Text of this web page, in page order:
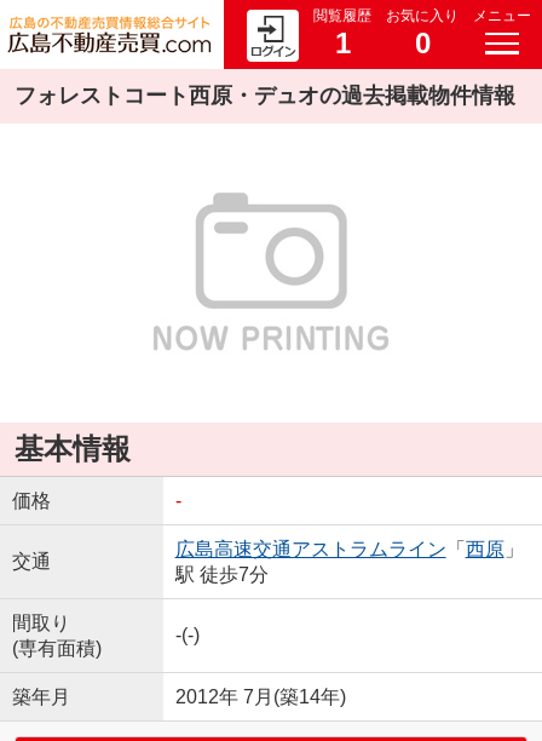
閲覧履歴
1
お気に入り
0
メニュー
フォレストコート西原・デュオの過去掲載物件情報
基本情報
価格 -
交通
広島高速交通アストラムライン 「 西原」
駅 徒歩7分
間取り
(専有面積)
-(-)
築年月 2012年 7月(築14年)